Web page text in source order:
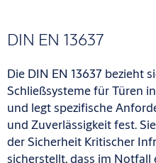
DIN EN 13637
Die DIN EN 13637 bezieht
Schließsysteme für Türen
und legt spezifische
und Zuverlässigkeit fest.
der Sicherheit Kritischer
sicherstellt, dass im Notfall